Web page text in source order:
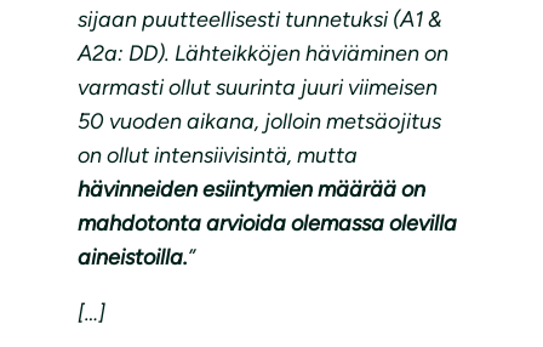
sijaan puutteellisesti tunnetuksi (A1 &
A2a: DD). Lähteikköjen häviäminen on
varmasti ollut suurinta juuri viimeisen
50 vuoden aikana, jolloin metsäojitus
on ollut intensiivisintä, mutta
hävinneiden esiintymien määrää on
mahdotonta arvioida olemassa olevilla
aineistoilla.”
[…]